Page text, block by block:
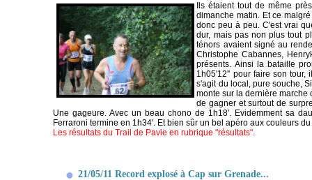
Ils étaient tout de même
dimanche matin. Et ce
donc peu à peu. C'est vrai
dur, mais pas non plus tout
ténors avaient signé au
Christophe Cabannes,
présents. Ainsi la bataille
1h05'12'' pour faire son tour,
s'agit du local, pure souche,
monte sur la dernière
de gagner et surtout de
Une gageure. Avec un beau chono de 1h18'. Evidemment sa
Ferraroni termine en 1h34'. Et bien sûr un bel apéro aux couleurs
Les résultats du Trail de Pavie en rubrique "résultats".
21/05/11 Record explosé à Cap sur Grenade...